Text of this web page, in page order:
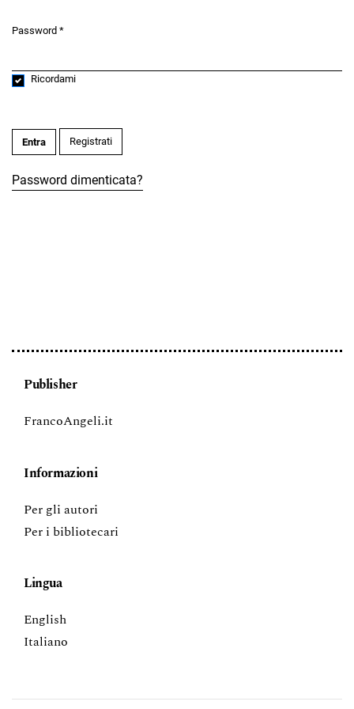
Password *
Ricordami
Entra Registrati
Password dimenticata?
Publisher
FrancoAngeli.it
Informazioni
Per gli autori
Per i bibliotecari
Lingua
English
Italiano